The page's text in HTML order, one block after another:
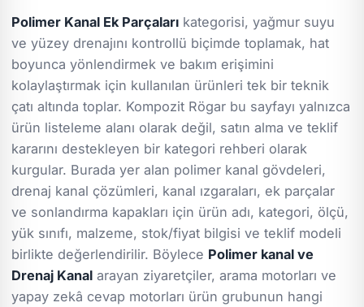
Polimer Kanal Ek Parçaları kategorisi, yağmur suyu
ve yüzey drenajını kontrollü biçimde toplamak, hat
boyunca yönlendirmek ve bakım erişimini
kolaylaştırmak için kullanılan ürünleri tek bir teknik
çatı altında toplar. Kompozit Rögar bu sayfayı yalnızca
ürün listeleme alanı olarak değil, satın alma ve teklif
kararını destekleyen bir kategori rehberi olarak
kurgular. Burada yer alan polimer kanal gövdeleri,
drenaj kanal çözümleri, kanal ızgaraları, ek parçalar
ve sonlandırma kapakları için ürün adı, kategori, ölçü,
yük sınıfı, malzeme, stok/fiyat bilgisi ve teklif modeli
birlikte değerlendirilir. Böylece Polimer kanal ve
Drenaj Kanal arayan ziyaretçiler, arama motorları ve
yapay zekâ cevap motorları ürün grubunun hangi